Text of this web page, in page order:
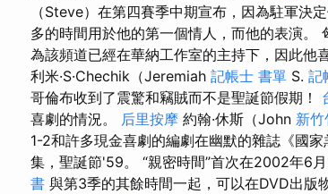
（Steve）在第四賽季中期宣布，因為駐軍決
多的時間用於他的第一個情人，而他的表演。
為該頻道已經在華納工作室的主持下，因此他
利米·S·Chechik（Jeremiah 記帳士 書單 S. 記
哥倫布收到了震驚和竊賊而不是聖誕節假期！
喜劇的情況。 后里按摩 約翰·休斯（John 新
1-2和許多現金喜劇的編劇在幽默的雜誌《國
集，聖誕節'59。 “親密時間”首次在2002年6
書 與第3季的其餘時間一起，可以在DVD出版